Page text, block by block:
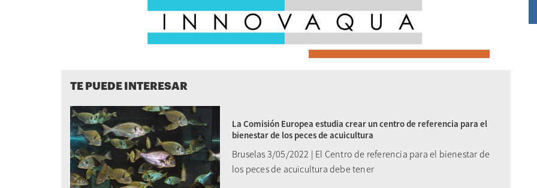
TE PUEDE INTERESAR
La Comisión Europea estudia crear un centro de referencia para el
bienestar de los peces de acuicultura
Bruselas 3/05/2022 | El Centro de referencia para el bienestar de
los peces de acuicultura debe tener